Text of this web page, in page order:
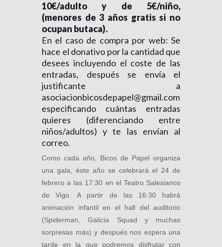
10€/adulto y de 5€/niño,
(menores de 3 años gratis si no
ocupan butaca).
En el caso de compra por web: Se
hace el donativo por la cantidad que
desees incluyendo el coste de las
entradas, después se envía el
justificante a
asociacionbicosdepapel@gmail.com
especificando cuántas entradas
quieres (diferenciando entre
niños/adultos) y te las envían al
correo.
Como cada año, Bicos de Papel organiza
una gala, éste año se celebrará el 24 de
febrero a las 17:30 en el Teatro Salesianos
de Vigo. A partir de las 16:30 habrá
animación infantil en el hall del auditorio
(Spiderman, Galicia Squad y muchas
sorpresas más) y después nos espera una
tarde en la que podremos disfrutar con